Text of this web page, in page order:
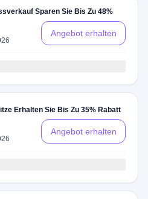
Sparen Sie Bis Zu 48%
Angebot erhalten
Erhalten Sie Bis Zu 35% Rabatt
Angebot erhalten